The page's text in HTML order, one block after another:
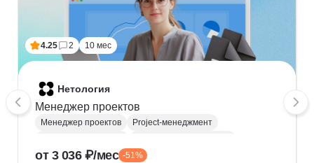
4.25 2 10 мес
Нетология
Менеджер проектов
Менеджер проектов
Project-менеджмент
Нейронные сети
Управление рисками
от 3 036 ₽/мес -51%